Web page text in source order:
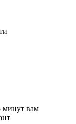
минут вам